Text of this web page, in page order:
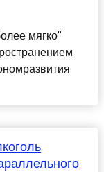
мягко"